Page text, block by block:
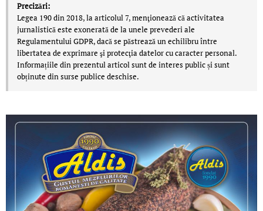
Precizări:
Legea 190 din 2018, la articolul 7, menţionează că activitatea
jurnalistică este exonerată de la unele prevederi ale
Regulamentului GDPR, dacă se păstrează un echilibru între
libertatea de exprimare şi protecţia datelor cu caracter personal.
Informațiile din prezentul articol sunt de interes public și sunt
obținute din surse publice deschise.